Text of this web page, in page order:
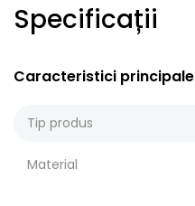
Specificații
Caracteristici principale
Tip produs
Material